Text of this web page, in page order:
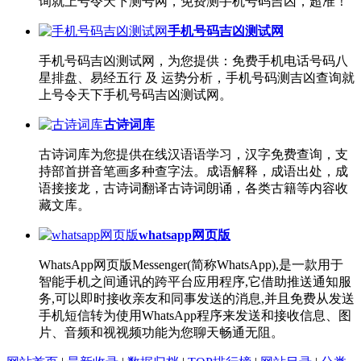
手机号码吉凶测试网
手机号码吉凶测试网，为您提供：免费手机电话号码八
星排盘、易经五行 及 运势分析，手机号码测吉凶查询就
上号令天下手机号码吉凶测试网。
古诗词库
古诗词库为您提供在线汉语语学习，汉字免费查询，支
持部首拼音笔画多种查字法。成语解释，成语出处，成
语接接龙，古诗词翻译古诗词朗诵，各类古籍等内容收
藏文库。
whatsapp网页版
WhatsApp网页版Messenger(简称WhatsApp),是一款用于
智能手机之间通讯的跨平台应用程序,它借助推送通知服
务,可以即时接收亲友和同事发送的消息,并且免费从发送
手机短信转为使用WhatsApp程序来发送和接收信息、图
片、音频和视视频功能为您聊天畅通无阻。